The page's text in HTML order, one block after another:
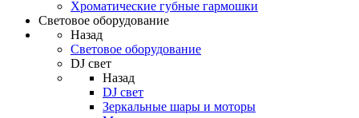
Хроматические губные гармошки
Световое оборудование
Назад
Световое оборудование
DJ свет
Назад
DJ свет
Зеркальные шары и моторы